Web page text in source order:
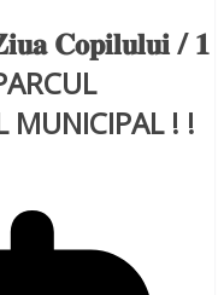
𝐂𝐨𝐩𝐢𝐥𝐮𝐥𝐮𝐢 / 𝟏
MUNICIPAL ! !